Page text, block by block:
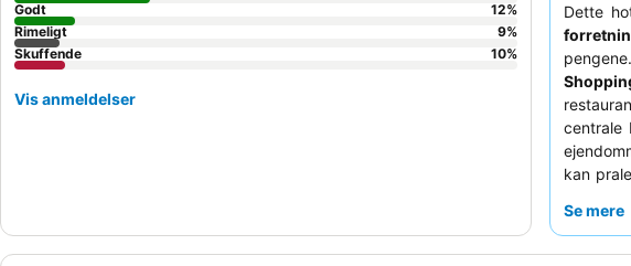
Dette
centrale
kan
og den
Se mere
Godt
12%
Rimeligt
9%
Skuffende
10%
Vis anmeldelser